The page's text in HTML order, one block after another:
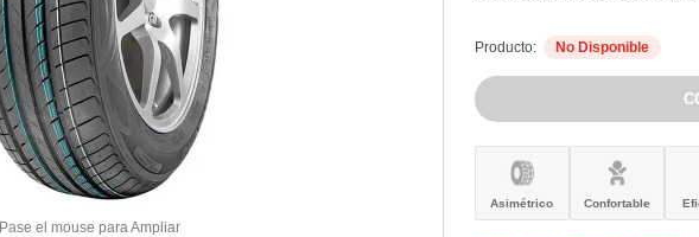
Pase el mouse para Ampliar
Producto: No Disponible
Asimétrico Confortable